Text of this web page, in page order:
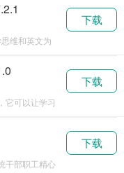
维和英文为
下载
它可以让学习
下载
干部职工精心
下载